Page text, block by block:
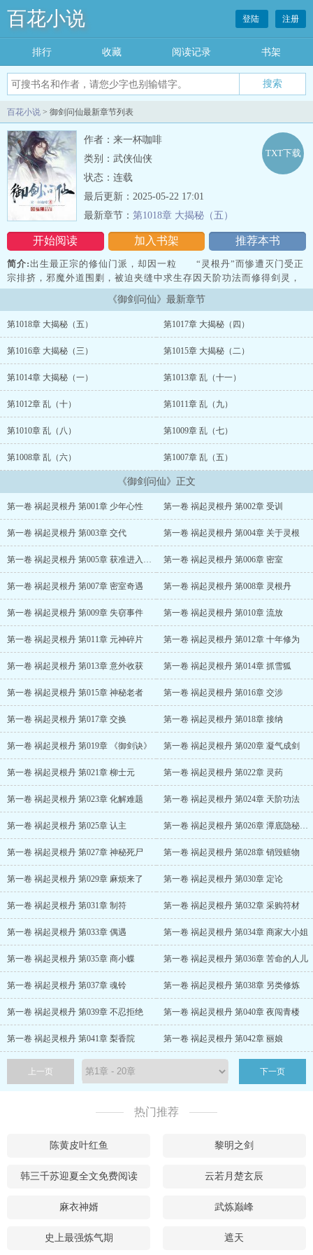
百花小说 登陆 注册
排行 收藏 阅读记录 书架
百花小说 > 御剑问仙最新章节列表
作者：来一杯咖啡
类别：武侠仙侠
状态：连载
开始阅读 加入书架 推荐本书
TXT下载
最后更新：2025-05-22 17:01
最新章节： 第1018章 大揭秘（五）
简介:出生最正宗的修仙门派，却因一粒 “灵根丹”而惨遭灭门受正
宗排挤，邪魔外道围剿，被迫夹缝中求生存因天阶功法而修得剑灵，
却不幸沦为剑灵之奴—————…
《御剑问仙》最新章节
第1018章 大揭秘（五） 第1017章 大揭秘（四）
第1016章 大揭秘（三） 第1015章 大揭秘（二）
第1014章 大揭秘（一） 第1013章 乱（十一）
第1012章 乱（十） 第1011章 乱（九）
第1010章 乱（八） 第1009章 乱（七）
第1008章 乱（六） 第1007章 乱（五）
《御剑问仙》正文
第一卷 祸起灵根丹 第001章 少年心性 第一卷 祸起灵根丹 第002章 受训
第一卷 祸起灵根丹 第003章 交代 第一卷 祸起灵根丹 第004章 关于灵根
第一卷 祸起灵根丹 第005章 获准进入密室 第一卷 祸起灵根丹 第006章 密室
第一卷 祸起灵根丹 第007章 密室奇遇 第一卷 祸起灵根丹 第008章 灵根丹
第一卷 祸起灵根丹 第009章 失窃事件 第一卷 祸起灵根丹 第010章 流放
第一卷 祸起灵根丹 第011章 元神碎片 第一卷 祸起灵根丹 第012章 十年修为
第一卷 祸起灵根丹 第013章 意外收获 第一卷 祸起灵根丹 第014章 抓雪狐
第一卷 祸起灵根丹 第015章 神秘老者 第一卷 祸起灵根丹 第016章 交涉
第一卷 祸起灵根丹 第017章 交换 第一卷 祸起灵根丹 第018章 接纳
第一卷 祸起灵根丹 第019章 《御剑诀》 第一卷 祸起灵根丹 第020章 凝气成剑
第一卷 祸起灵根丹 第021章 柳士元 第一卷 祸起灵根丹 第022章 灵药
第一卷 祸起灵根丹 第023章 化解难题 第一卷 祸起灵根丹 第024章 天阶功法
第一卷 祸起灵根丹 第025章 认主 第一卷 祸起灵根丹 第026章 潭底隐秘山洞
第一卷 祸起灵根丹 第027章 神秘死尸 第一卷 祸起灵根丹 第028章 销毁赃物
第一卷 祸起灵根丹 第029章 麻烦来了 第一卷 祸起灵根丹 第030章 定论
第一卷 祸起灵根丹 第031章 制符 第一卷 祸起灵根丹 第032章 采购符材
第一卷 祸起灵根丹 第033章 偶遇 第一卷 祸起灵根丹 第034章 商家大小姐
第一卷 祸起灵根丹 第035章 商小蝶 第一卷 祸起灵根丹 第036章 苦命的人儿
第一卷 祸起灵根丹 第037章 魂铃 第一卷 祸起灵根丹 第038章 另类修炼
第一卷 祸起灵根丹 第039章 不忍拒绝 第一卷 祸起灵根丹 第040章 夜闯青楼
第一卷 祸起灵根丹 第041章 梨香院 第一卷 祸起灵根丹 第042章 丽娘
上一页 下一页
热门推荐
陈黄皮叶红鱼 黎明之剑
韩三千苏迎夏全文免费阅读 云若月楚玄辰
麻衣神婿 武炼巅峰
史上最强炼气期 遮天